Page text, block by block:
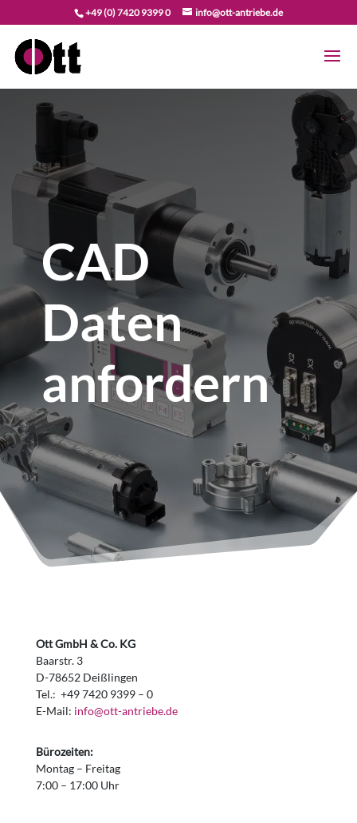
+49 (0) 7420 9399 0 info@ott-antriebe.de
CAD
Daten
anfordern
Ott GmbH & Co. KG
Baarstr. 3
D-78652 Deißlingen
Tel.: +49 7420 9399 – 0
E-Mail: info@ott-antriebe.de
Bürozeiten:
Montag – Freitag
7:00 – 17:00 Uhr